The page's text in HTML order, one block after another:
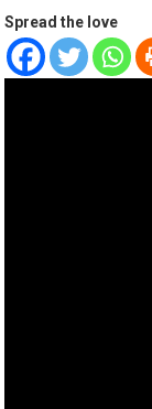
Spread the love